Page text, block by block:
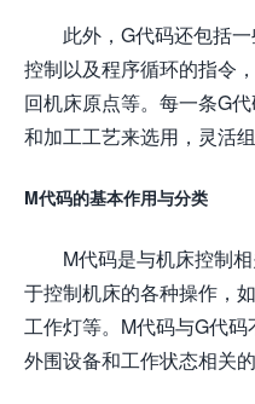
此外，G代码还包括
控制以及程序循环的指令
回机床原点等。每一条G
和加工工艺来选用，灵活
M代码的基本作用与分类
M代码是与机床控制
于控制机床的各种操作，
工作灯等。M代码与G代
外围设备和工作状态相关的